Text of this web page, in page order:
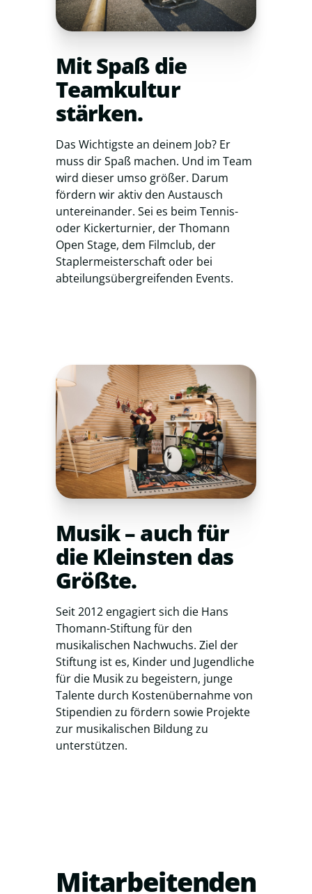
Mit Spaß die
Teamkultur
stärken.
Das Wichtigste an deinem Job? Er
muss dir Spaß machen. Und im Team
wird dieser umso größer. Darum
fördern wir aktiv den Austausch
untereinander. Sei es beim Tennis-
oder Kickerturnier, der Thomann
Open Stage, dem Filmclub, der
Staplermeisterschaft oder bei
abteilungsübergreifenden Events.
Musik – auch für
die Kleinsten das
Größte.
Seit 2012 engagiert sich die Hans
Thomann-Stiftung für den
musikalischen Nachwuchs. Ziel der
Stiftung ist es, Kinder und Jugendliche
für die Musik zu begeistern, junge
Talente durch Kostenübernahme von
Stipendien zu fördern sowie Projekte
zur musikalischen Bildung zu
unterstützen.
Mitarbeitenden